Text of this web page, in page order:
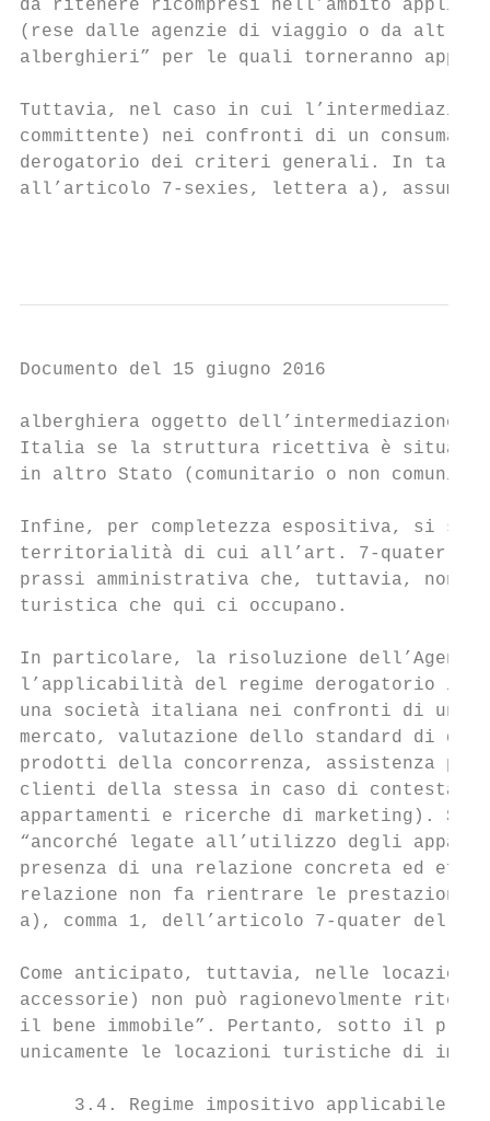
da ritenere ricompresi nell’ambito
(rese dalle agenzie di viaggio o da altri
alberghieri” per le quali torneranno
Tuttavia, nel caso in cui
committente) nei confronti di un
derogatorio dei criteri generali. In tal
all’articolo 7-sexies, lettera a),
Documento del 15 giugno 2016
alberghiera oggetto
Italia se la struttura ricettiva è
in altro Stato (comunitario o non
Infine, per completezza espositiva, si
territorialità di cui all’art. 7-quater del
prassi amministrativa che, tuttavia, non
turistica che qui ci occupano.
In particolare, la risoluzione
l’applicabilità del regime derogatorio in
una società italiana nei confronti di una
mercato, valutazione dello standard di
prodotti della concorrenza, assistenza
clienti della stessa in caso di
appartamenti e ricerche di marketing).
“ancorché legate all’utilizzo degli
presenza di una relazione concreta ed
relazione non fa rientrare le
a), comma 1, dell’articolo 7-quater del
Come anticipato, tuttavia, nelle
accessorie) non può ragionevolmente
il bene immobile”. Pertanto, sotto il
unicamente le locazioni turistiche di
     3.4. Regime impositivo applicabile